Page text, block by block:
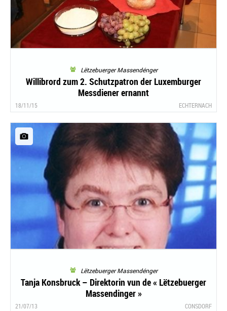
Lëtzebuerger Massendénger
Willibrord zum 2. Schutzpatron der Luxemburger
Messdiener ernannt
18/11/15 ECHTERNACH
Lëtzebuerger Massendénger
Tanja Konsbruck – Direktorin vun de « Lëtzebuerger
Massendinger »
21/07/13 CONSDORF